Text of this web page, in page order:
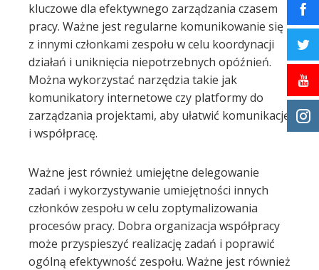
kluczowe dla efektywnego zarządzania czasem
pracy. Ważne jest regularne komunikowanie się
z innymi członkami zespołu w celu koordynacji
działań i uniknięcia niepotrzebnych opóźnień.
Można wykorzystać narzędzia takie jak
komunikatory internetowe czy platformy do
zarządzania projektami, aby ułatwić komunikację
i współpracę.
Ważne jest również umiejętne delegowanie
zadań i wykorzystywanie umiejętności innych
członków zespołu w celu zoptymalizowania
procesów pracy. Dobra organizacja współpracy
może przyspieszyć realizację zadań i poprawić
ogólną efektywność zespołu. Ważne jest również